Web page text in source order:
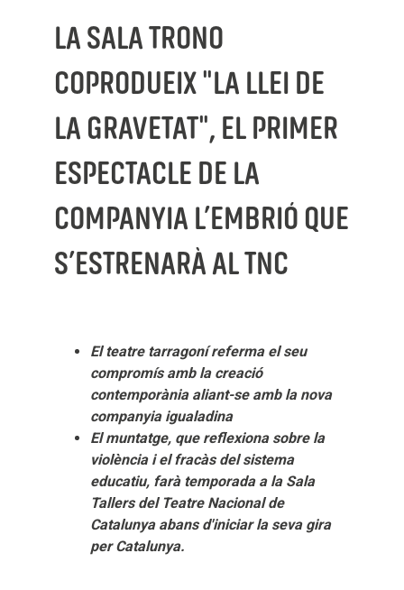
LA SALA TRONO
COPRODUEIX "LA LLEI DE
LA GRAVETAT", EL PRIMER
ESPECTACLE DE LA
COMPANYIA L’EMBRIÓ QUE
S’ESTRENARÀ AL TNC
El teatre tarragoní referma el seu
compromís amb la creació
contemporània aliant-se amb la nova
companyia igualadina
El muntatge, que reflexiona sobre la
violència i el fracàs del sistema
educatiu, farà temporada a la Sala
Tallers del Teatre Nacional de
Catalunya abans d'iniciar la seva gira
per Catalunya.